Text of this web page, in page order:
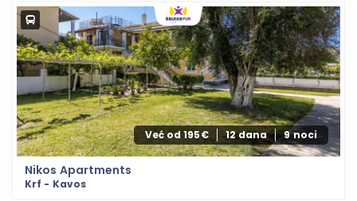
Već od 195€ 12 dana 9 noci
Nikos Apartments
Krf - Kavos